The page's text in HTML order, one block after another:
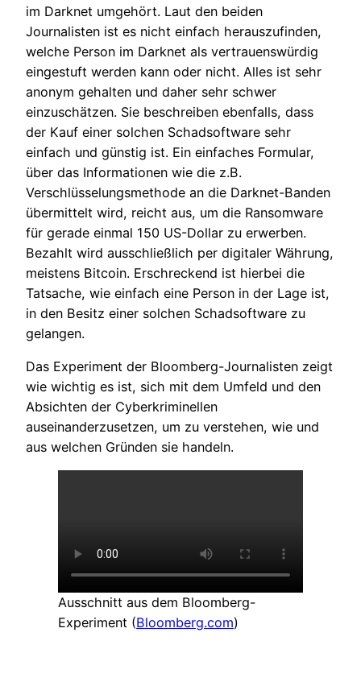
im Darknet umgehört. Laut den beiden
Journalisten ist es nicht einfach herauszufinden,
welche Person im Darknet als vertrauenswürdig
eingestuft werden kann oder nicht. Alles ist sehr
anonym gehalten und daher sehr schwer
einzuschätzen. Sie beschreiben ebenfalls, dass
der Kauf einer solchen Schadsoftware sehr
einfach und günstig ist. Ein einfaches Formular,
über das Informationen wie die z.B.
Verschlüsselungsmethode an die Darknet-Banden
übermittelt wird, reicht aus, um die Ransomware
für gerade einmal 150 US-Dollar zu erwerben.
Bezahlt wird ausschließlich per digitaler Währung,
meistens Bitcoin. Erschreckend ist hierbei die
Tatsache, wie einfach eine Person in der Lage ist,
in den Besitz einer solchen Schadsoftware zu
gelangen.
Das Experiment der Bloomberg-Journalisten zeigt
wie wichtig es ist, sich mit dem Umfeld und den
Absichten der Cyberkriminellen
auseinanderzusetzen, um zu verstehen, wie und
aus welchen Gründen sie handeln.
Ausschnitt aus dem Bloomberg-
Experiment (Bloomberg.com)